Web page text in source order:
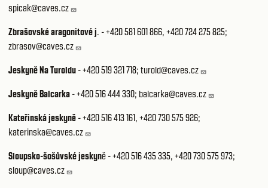
spicak@caves.cz
Zbrašovské aragonitové j. -+420 581 601 866, +420 724 275 825;
zbrasov@caves.cz
Jeskyně Na Turoldu -+420 519 321 718; turold@caves.cz
Jeskyně Balcarka -+420 516 444 330; balcarka@caves.cz
Kateřinská jeskyně -+420 516 413 161, +420 730 575 926;
katerinska@caves.cz
Sloupsko-šošůvské jeskyně -+420 516 435 335, +420 730 575 973;
sloup@caves.cz